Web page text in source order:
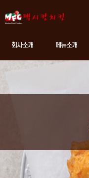
회사소개 메뉴소개